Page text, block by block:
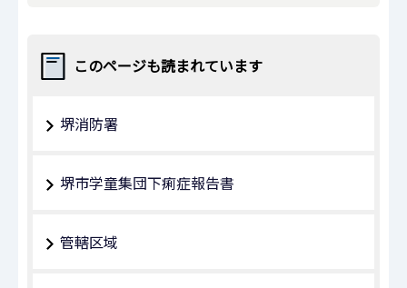
このページも読まれています
堺消防署
堺市学童集団下痢症報告書
管轄区域